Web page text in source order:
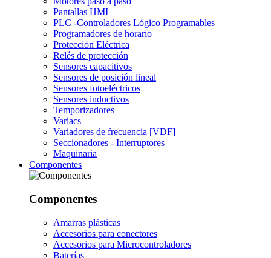
Pantallas HMI
PLC -Controladores Lógico Programables
Programadores de horario
Protección Eléctrica
Relés de protección
Sensores capacitivos
Sensores de posición lineal
Sensores fotoeléctricos
Sensores inductivos
Temporizadores
Variacs
Variadores de frecuencia [VDF]
Seccionadores - Interruptores
Maquinaria
Componentes
Componentes
Amarras plásticas
Accesorios para conectores
Accesorios para Microcontroladores
Baterías